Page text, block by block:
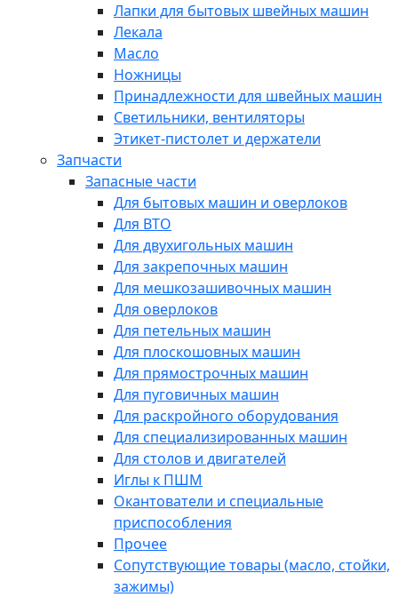
Лапки для бытовых швейных машин
Лекала
Масло
Ножницы
Принадлежности для швейных машин
Светильники, вентиляторы
Этикет-пистолет и держатели
Запчасти
Запасные части
Для бытовых машин и оверлоков
Для ВТО
Для двухигольных машин
Для закрепочных машин
Для мешкозашивочных машин
Для оверлоков
Для петельных машин
Для плоскошовных машин
Для прямострочных машин
Для пуговичных машин
Для раскройного оборудования
Для специализированных машин
Для столов и двигателей
Иглы к ПШМ
Окантователи и специальные
приспособления
Прочее
Сопутствующие товары (масло, стойки,
зажимы)